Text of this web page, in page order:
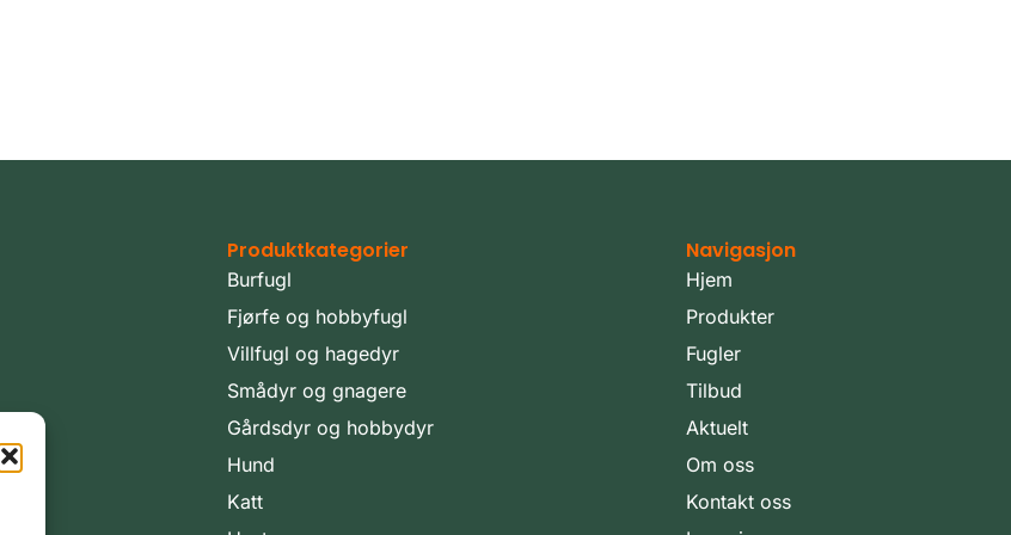
Produktkategorier
Burfugl
Fjørfe og hobbyfugl
Villfugl og hagedyr
Smådyr og gnagere
Gårdsdyr og hobbydyr
Hund
Katt
Navigasjon
Hjem
Produkter
Fugler
Tilbud
Aktuelt
Om oss
Kontakt oss